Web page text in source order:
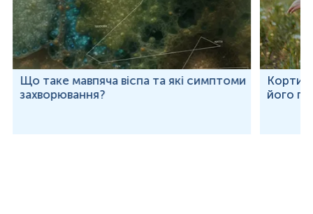
Що таке мавпяча віспа та які симптоми
захворювання?
його